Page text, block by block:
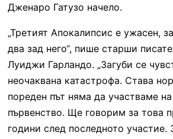
Дженаро Гатузо начело.
„Третият Апокалипсис е ужасен,
два зад него“, пише старши
Луиджи Гарландо. „Загуби се
неочаквана катастрофа. Става
пореден път няма да участваме
първенство. Ще говорим за това
години след последното участие.